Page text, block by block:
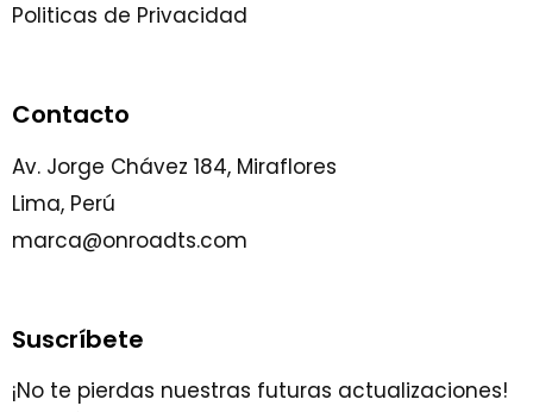
Politicas de Privacidad
Contacto
Av. Jorge Chávez 184, Miraflores
Lima, Perú
marca@onroadts.com
Suscríbete
¡No te pierdas nuestras futuras actualizaciones!